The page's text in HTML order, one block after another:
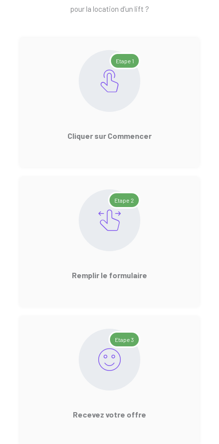
pour la location d’un lift ?
Etape 1
Cliquer sur Commencer
Etape 2
Remplir le formulaire
Etape 3
Recevez votre offre